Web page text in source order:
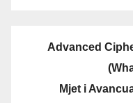
Advanced
Mjet i